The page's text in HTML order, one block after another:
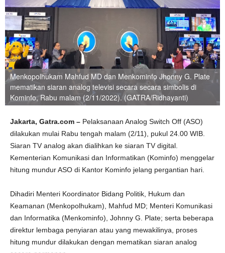
Menkopolhukam Mahfud MD dan Menkominfo Jhonny G. Plate
mematikan siaran analog televisi secara secara simbolis di
Kominfo, Rabu malam (2/11/2022). (GATRA/Ridhayanti)
Jakarta, Gatra.com – Pelaksanaan Analog Switch Off (ASO)
dilakukan mulai Rabu tengah malam (2/11), pukul 24.00 WIB.
Siaran TV analog akan dialihkan ke siaran TV digital.
Kementerian Komunikasi dan Informatikan (Kominfo) menggelar
hitung mundur ASO di Kantor Kominfo jelang pergantian hari.
Dihadiri Menteri Koordinator Bidang Politik, Hukum dan
Keamanan (Menkopolhukam), Mahfud MD; Menteri Komunikasi
dan Informatika (Menkominfo), Johnny G. Plate; serta beberapa
direktur lembaga penyiaran atau yang mewakilinya, proses
hitung mundur dilakukan dengan mematikan siaran analog